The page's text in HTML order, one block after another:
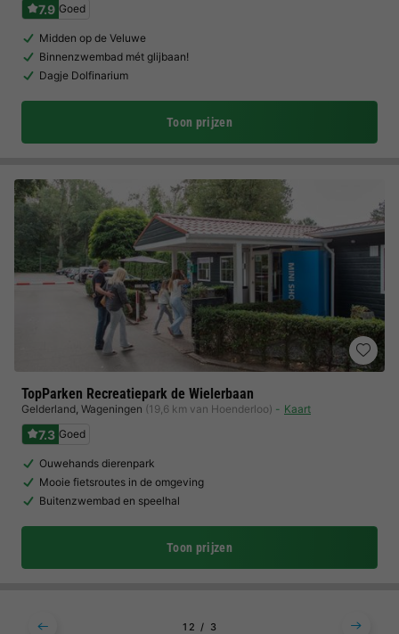
7.9 Goed
Midden op de Veluwe
Binnenzwembad mét glijbaan!
Dagje Dolfinarium
Toon prijzen
TopParken Recreatiepark de Wielerbaan
Gelderland, Wageningen (19,6 km van Hoenderloo) Kaart
7.3 Goed
Ouwehands dierenpark
Mooie fietsroutes in de omgeving
Buitenzwembad en speelhal
Toon prijzen
1 2 3